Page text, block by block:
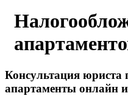
Консультация юриста
апартаменты онлайн